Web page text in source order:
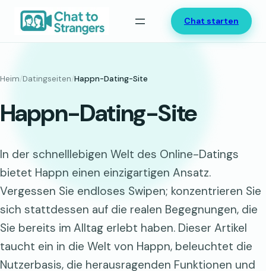
Inhalt
springen
Chat starten
Heim/Datingseiten/Happn-Dating-Site
Happn-Dating-Site
In der schnelllebigen Welt des Online-Datings
bietet Happn einen einzigartigen Ansatz.
Vergessen Sie endloses Swipen; konzentrieren Sie
sich stattdessen auf die realen Begegnungen, die
Sie bereits im Alltag erlebt haben. Dieser Artikel
taucht ein in die Welt von Happn, beleuchtet die
Nutzerbasis, die herausragenden Funktionen und